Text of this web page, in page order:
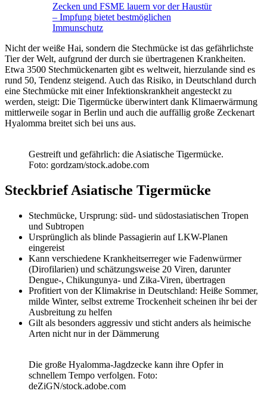
Zecken und FSME lauern vor der Haustür
– Impfung bietet bestmöglichen
Immunschutz
Nicht der weiße Hai, sondern die Stechmücke ist das gefährlichste
Tier der Welt, aufgrund der durch sie übertragenen Krankheiten.
Etwa 3500 Stechmückenarten gibt es weltweit, hierzulande sind es
rund 50, Tendenz steigend. Auch das Risiko, in Deutschland durch
eine Stechmücke mit einer Infektionskrankheit angesteckt zu
werden, steigt: Die Tigermücke überwintert dank Klimaerwärmung
mittlerweile sogar in Berlin und auch die auffällig große Zeckenart
Hyalomma breitet sich bei uns aus.
Gestreift und gefährlich: die Asiatische Tigermücke.
Foto: gordzam/stock.adobe.com
Steckbrief Asiatische Tigermücke
Stechmücke, Ursprung: süd- und südostasiatischen Tropen
und Subtropen
Ursprünglich als blinde Passagierin auf LKW-Planen
eingereist
Kann verschiedene Krankheitserreger wie Fadenwürmer
(Dirofilarien) und schätzungsweise 20 Viren, darunter
Dengue-, Chikungunya- und Zika-Viren, übertragen
Profitiert von der Klimakrise in Deutschland: Heiße Sommer,
milde Winter, selbst extreme Trockenheit scheinen ihr bei der
Ausbreitung zu helfen
Gilt als besonders aggressiv und sticht anders als heimische
Arten nicht nur in der Dämmerung
Die große Hyalomma-Jagdzecke kann ihre Opfer in
schnellem Tempo verfolgen. Foto:
deZiGN/stock.adobe.com